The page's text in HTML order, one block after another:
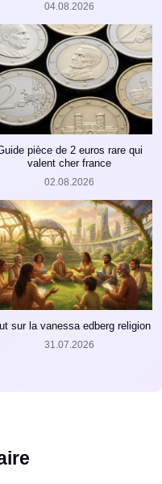
04.08.2026
pièce de 2 euros rare qui
valent cher france
02.08.2026
sur la vanessa edberg religion
31.07.2026